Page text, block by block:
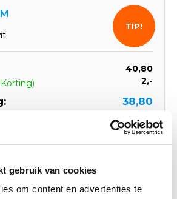
gebruik van cookies
om content en advertenties te
40,80
Korting) 2,-
38,80
TIP!
aan winkelwagen